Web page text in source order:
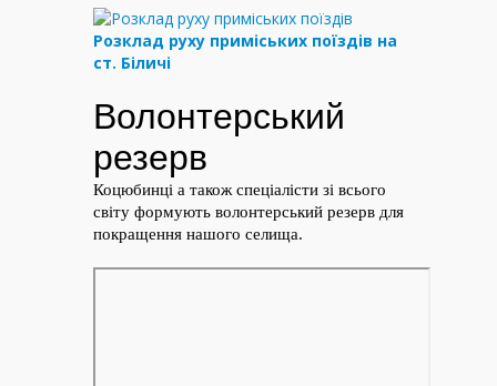
Розклад руху приміських поїздів на
ст. Біличі